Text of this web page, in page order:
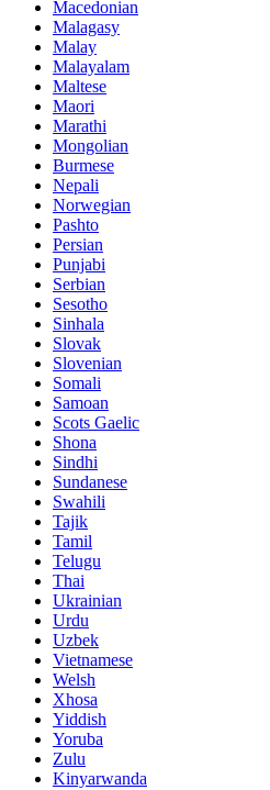
Macedonian
Malagasy
Malay
Malayalam
Maltese
Maori
Marathi
Mongolian
Burmese
Nepali
Norwegian
Pashto
Persian
Punjabi
Serbian
Sesotho
Sinhala
Slovak
Slovenian
Somali
Samoan
Scots Gaelic
Shona
Sindhi
Sundanese
Swahili
Tajik
Tamil
Telugu
Thai
Ukrainian
Urdu
Uzbek
Vietnamese
Welsh
Xhosa
Yiddish
Yoruba
Zulu
Kinyarwanda